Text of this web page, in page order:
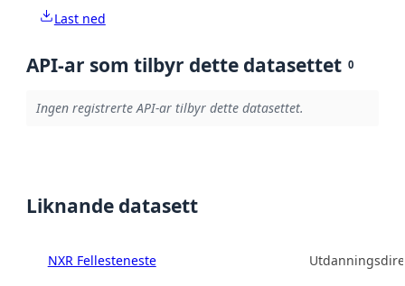
Last ned
API-ar som tilbyr dette datasettet 0
Ingen registrerte API-ar tilbyr dette datasettet.
Liknande datasett
NXR Fellesteneste